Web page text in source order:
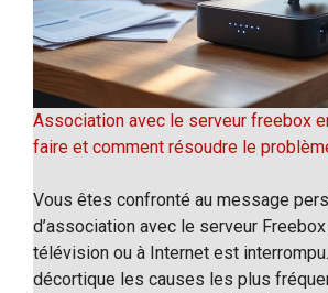
Association avec le serveur freebox
faire et comment résoudre le
Vous êtes confronté au message
d’association avec le serveur
télévision ou à Internet est
décortique les causes les plus